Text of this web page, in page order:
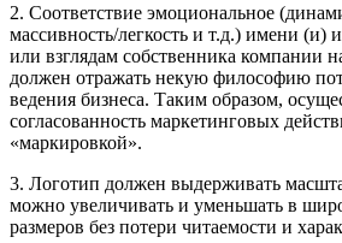
2. Соответствие эмоциональное
массивность/легкость и т.д.) имени (и)
или взглядам собственника компании
должен отражать некую философию
ведения бизнеса. Таким образом,
согласованность маркетинговых
«маркировкой».
3. Логотип должен выдерживать
можно увеличивать и уменьшать в
размеров без потери читаемости и